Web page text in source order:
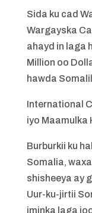
Sida ku cad
Wargayska
ahayd in laga
Million oo
hawda
International
iyo Maamulka
Burburkii ku
Somalia, waxa
shisheeya ay
Uur-ku-jirtii
iminka laga